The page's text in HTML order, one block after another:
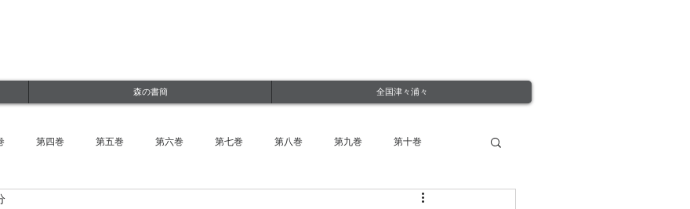
森の書簡 全国津々浦々
第四巻 第五巻 第六巻 第七巻 第八巻 第九巻 第十巻